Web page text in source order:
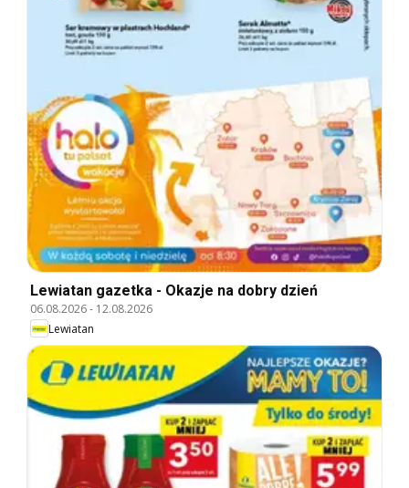
Lewiatan gazetka - Okazje na dobry dzień
06.08.2026- 12.08.2026
Lewiatan